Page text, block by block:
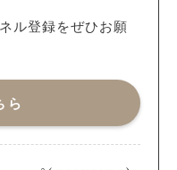
ル登録をぜひお願
ら